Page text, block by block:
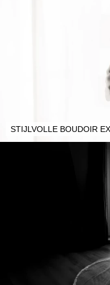
STIJLVOLLE BOUDOIR